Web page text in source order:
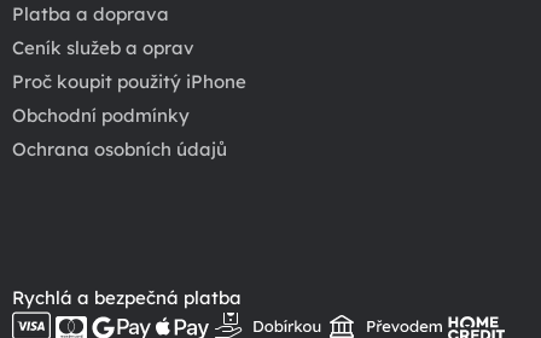
Platba a doprava
Ceník služeb a oprav
Proč koupit použitý iPhone
Obchodní podmínky
Ochrana osobních údajů
Rychlá a bezpečná platba